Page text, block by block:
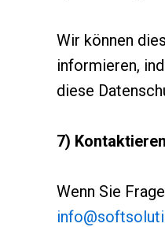
Wir können
informieren,
diese
7)
Wenn Sie